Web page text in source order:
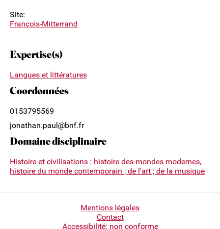
Site:
François-Mitterrand
Expertise(s)
Langues et littératures
Coordonnées
0153795569
jonathan.paul@bnf.fr
Domaine disciplinaire
Histoire et civilisations : histoire des mondes modernes,
histoire du monde contemporain ; de l'art ; de la musique
Mentions légales
Contact
Accessibilité: non conforme